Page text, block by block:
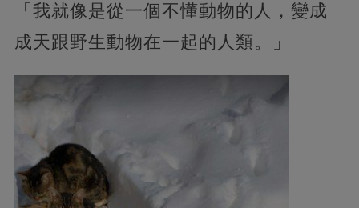
「我就像是從一個不懂動物的人，變成
成天跟野生動物在一起的人類。」